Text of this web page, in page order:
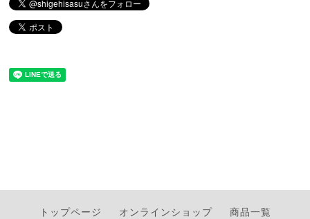
トップページ オンラインショップ 商品一覧